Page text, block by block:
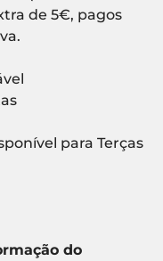
de 5€, pagos
para Terças
do